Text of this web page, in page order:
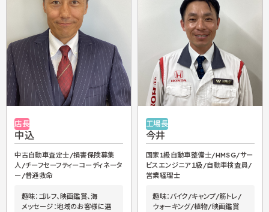
店長
中込
中古自動車査定士/損害保険募集
人/チーフセーフティーコーディネータ
ー/普通救命
趣味：ゴルフ、映画鑑賞、海
メッセージ：地域のお客様に選
工場長
今井
国家1級自動車整備士/HMSG/サー
ビスエンジニア１級/自動車検査員/
営業経理士
趣味：バイク/キャンプ/筋トレ/
ウォーキング/植物/映画鑑賞